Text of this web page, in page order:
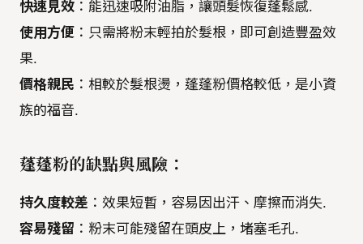
快速見效 ：能迅速吸附油脂，讓頭髮恢復蓬鬆感.
使用方便 ：只需將粉末輕拍於髮根，即可創造豐盈效
果.
價格親民 ：相較於髮根燙，蓬蓬粉價格較低，是小資
族的福音.
蓬蓬粉的缺點與風險：
持久度較差 ：效果短暫，容易因出汗、摩擦而消失.
容易殘留 ：粉末可能殘留在頭皮上，堵塞毛孔.